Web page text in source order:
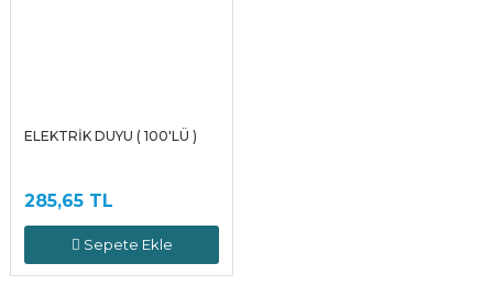
ELEKTRİK DUYU ( 100'LÜ )
285,65 TL
Sepete Ekle